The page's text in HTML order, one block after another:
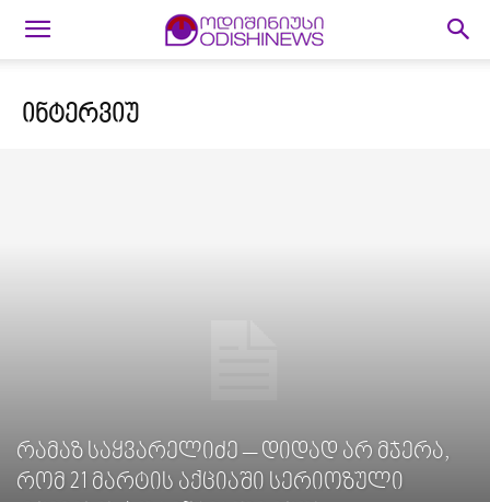
ᲘᲜᲢᲔᲠᲕᲘᲣ
რამაზ საყვარელიძე – დიდად არ მჯერა,
რომ 21 მარტის აქციაში სერიოზული